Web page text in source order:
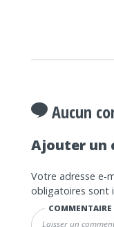
Aucun
Ajouter un
Votre adresse e-
obligatoires sont
COMMENTAIRE